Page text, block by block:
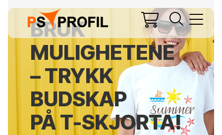
BRUK
MULIGHETENE
– TRYKK
BUDSKAP
PÅ T-SKJORTA!